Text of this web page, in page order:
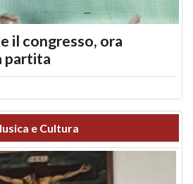
il congresso, ora
partita
e Cultura